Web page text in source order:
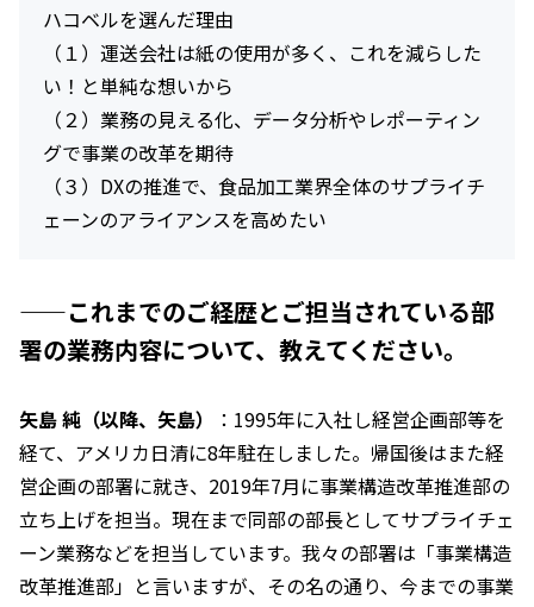
ハコベルを選んだ理由
（１）運送会社は紙の使用が多く、これを減らした
い！と単純な想いから
（２）業務の見える化、データ分析やレポーティン
グで事業の改革を期待
（３）DXの推進で、食品加工業界全体のサプライチ
ェーンのアライアンスを高めたい
——これまでのご経歴とご担当されている部
署の業務内容について、教えてください。
矢島 純（以降、矢島）
：1995年に入社し経営企画部等を
経て、アメリカ日清に8年駐在しました。帰国後はまた経
営企画の部署に就き、2019年7月に事業構造改革推進部の
立ち上げを担当。現在まで同部の部長としてサプライチェ
ーン業務などを担当しています。我々の部署は「事業構造
改革推進部」と言いますが、その名の通り、今までの事業